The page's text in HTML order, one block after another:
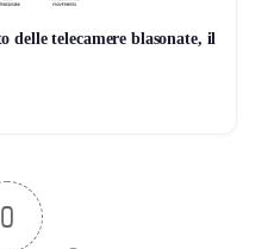
telecamere blasonate, il
0